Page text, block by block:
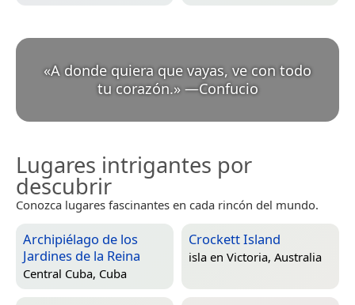
«A donde quiera que vayas, ve con todo
tu corazón.» —Confucio
Lugares intrigantes por
descubrir
Conozca lugares fascinantes en cada rincón del mundo.
Archipiélago de los
Jardines de la Reina
Central Cuba, Cuba
Crockett Island
isla en Victoria, Australia